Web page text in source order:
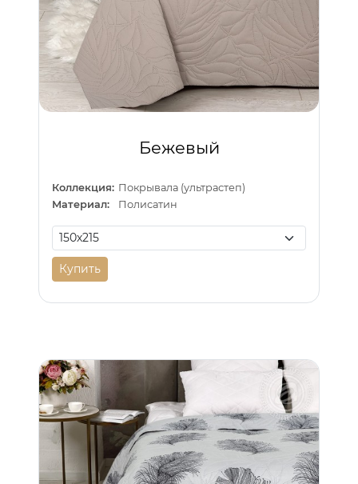
Бежевый
Коллекция: Покрывала (ультрастеп)
Материал:
Полисатин
Купить